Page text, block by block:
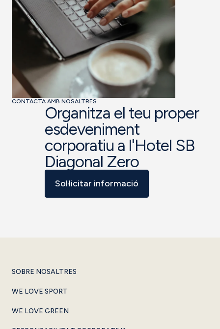
CONTACTA AMB NOSALTRES
Organitza el teu proper
esdeveniment
corporatiu a l'Hotel SB
Diagonal Zero
Sol·licitar informació
SOBRE NOSALTRES
WE LOVE SPORT
WE LOVE GREEN